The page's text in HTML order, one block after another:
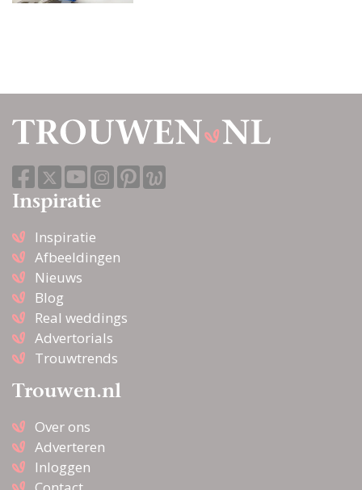
Inspiratie
Inspiratie
Afbeeldingen
Nieuws
Blog
Real weddings
Advertorials
Trouwtrends
Trouwen.nl
Over ons
Adverteren
Inloggen